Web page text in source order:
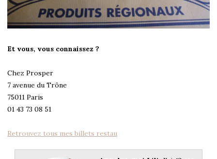
Et vous, vous connaissez ?
Chez Prosper
7 avenue du Trône
75011 Paris
01 43 73 08 51
Retrouvez tous mes billets restau